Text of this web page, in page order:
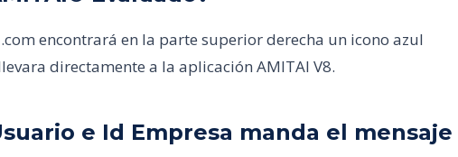
encontrará en la parte superior derecha un icono azul
llevara directamente a la aplicación AMITAI V8.
e Id Empresa manda el mensaje